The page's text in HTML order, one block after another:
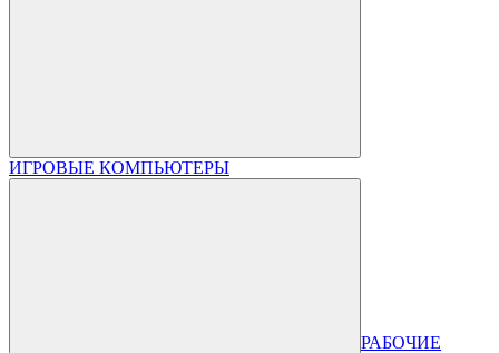
ИГРОВЫЕ КОМПЬЮТЕРЫ
РАБОЧИЕ